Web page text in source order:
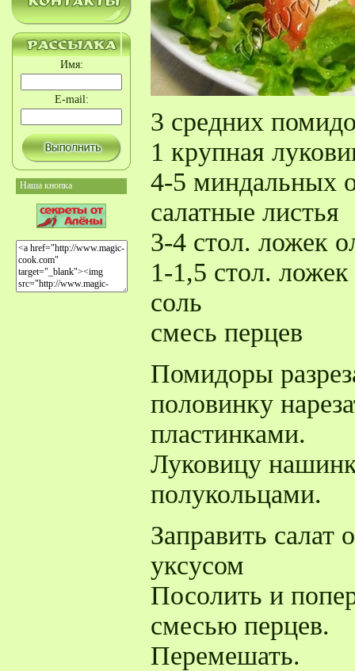
Имя:
E-mail:
Наша кнопка
3 средних
1 крупная
4-5 миндальных
салатные листья
3-4 стол. ложек
1-1,5 стол. ложек
соль
смесь перцев
Помидоры
половинку
пластинками.
Луковицу
полукольцами.
Заправить
уксусом
Посолить и
смесью перцев.
Перемешать.